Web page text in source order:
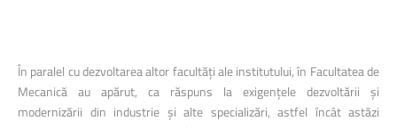
În paralel cu dezvoltarea altor facultăți ale institutului, în Facultatea de
Mecanică au apărut, ca răspuns la exigențele dezvoltării și
modernizării din industrie și alte specializări, astfel încât astăzi